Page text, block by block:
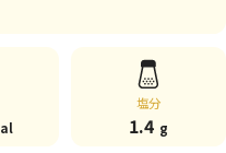
塩分
1.4 g